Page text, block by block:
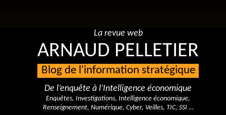
La revue web
ARNAUD PELLETIER
Blog de l'information stratégique
De l’enquête à l’Intelligence économique
Enquêtes, Investigations, Intelligence économique,
Renseignement, Numérique, Cyber, Veilles, TIC, SSI …